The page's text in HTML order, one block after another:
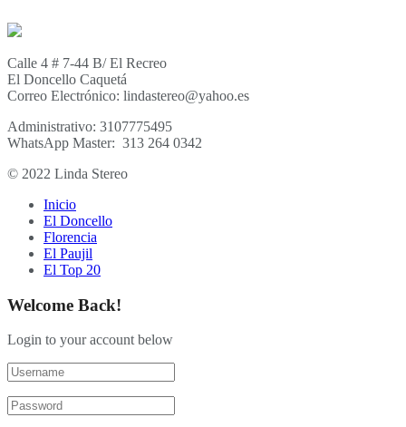
Calle 4 # 7-44 B/ El Recreo
El Doncello Caquetá
Correo Electrónico: lindastereo@yahoo.es
Administrativo: 3107775495
WhatsApp Master: 313 264 0342
© 2022 Linda Stereo
Inicio
El Doncello
Florencia
El Paujil
El Top 20
Welcome Back!
Login to your account below